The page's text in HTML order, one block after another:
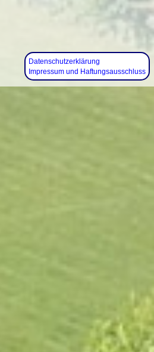
Datenschutzerklärung
Impressum und Haftungsausschluss